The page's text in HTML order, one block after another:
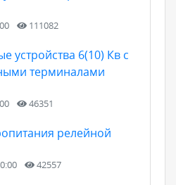
111082
устройства 6(10) Кв с
терминалами
46351
релейной
42557